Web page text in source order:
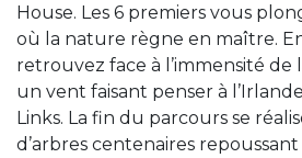
House. Les 6 premiers vous
où la nature règne en maître.
retrouvez face à l’immensité de
un vent faisant penser à
Links. La fin du parcours se
d’arbres centenaires